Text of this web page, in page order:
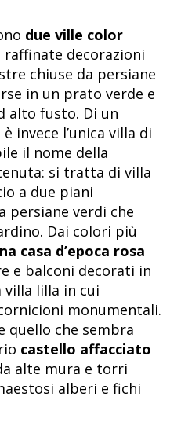
due ville color
decorazioni
chiuse da persiane
in un prato verde e
alto fusto. Di un
è invece l’unica villa di
il nome della
si tratta di villa
a due piani
persiane verdi che
Dai colori più
casa d’epoca rosa
e balconi decorati in
villa lilla in cui
monumentali.
quello che sembra
castello affacciato
alte mura e torri
alberi e fichi